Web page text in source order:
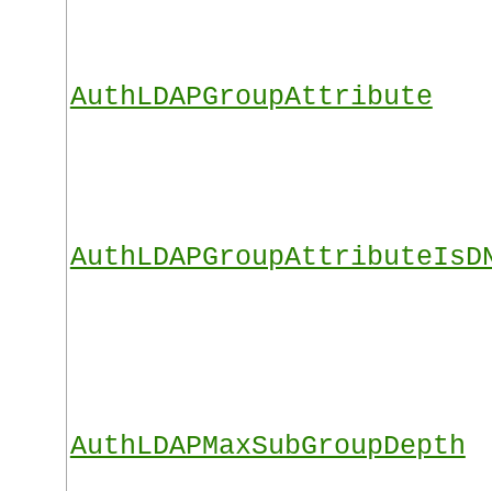
AuthLDAPGroupAttribute
AuthLDAPMaxSubGroupDepth